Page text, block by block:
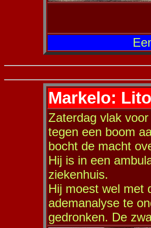
Markelo:
Zaterdag vlak
tegen een boom
bocht de macht
Hij is in een
ziekenhuis.
Hij moest wel met
ademanalyse te
gedronken. De